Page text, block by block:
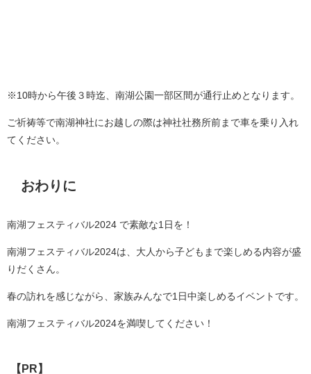
※10時から午後３時迄、南湖公園一部区間が通行止めとなります。
ご祈祷等で南湖神社にお越しの際は神社社務所前まで車を乗り入れ
てください。
おわりに
南湖フェスティバル2024 で素敵な1日を！
南湖フェスティバル2024は、大人から子どもまで楽しめる内容が盛
りだくさん。
春の訪れを感じながら、家族みんなで1日中楽しめるイベントです。
南湖フェスティバル2024を満喫してください！
【PR】